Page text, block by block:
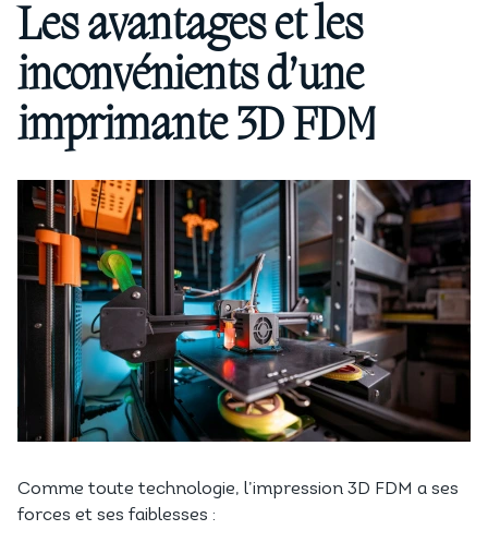
Les avantages et les
inconvénients d’une
imprimante 3D FDM
Comme toute technologie, l’impression 3D FDM a ses
forces et ses faiblesses :